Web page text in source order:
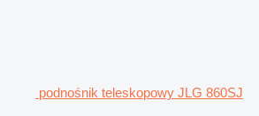
podnośnik teleskopowy JLG 860SJ